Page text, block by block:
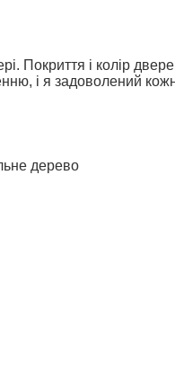
Покриття і колір
і я задоволений
дерево